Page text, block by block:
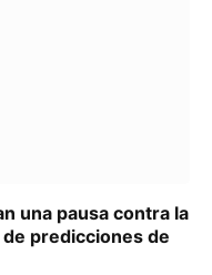
una pausa contra la
predicciones de